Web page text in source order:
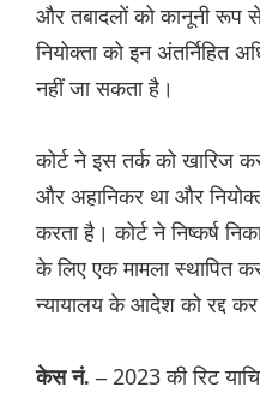
और तबादलों को कानूनी रूप
नियोक्ता को इन अंतर्निहित
नहीं जा सकता है।
कोर्ट ने इस तर्क को खारिज
और अहानिकर था और
करता है। कोर्ट ने निष्कर्ष
के लिए एक मामला स्थापित
न्यायालय के आदेश को रद्द कर
केस नं. –2023 की रिट